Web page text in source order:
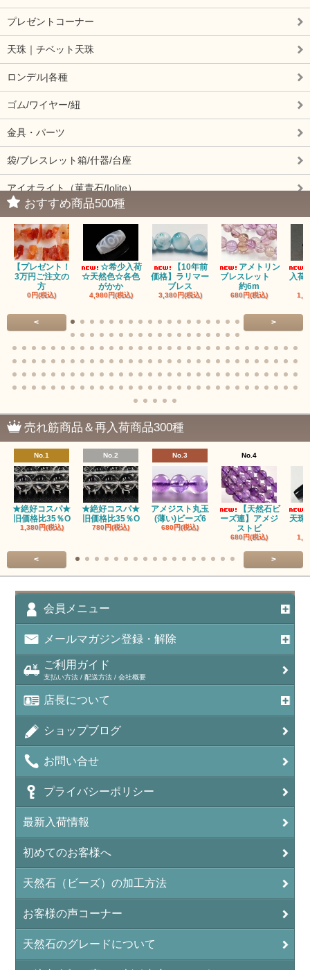
プレゼントコーナー
天珠｜チベット天珠
ロンデル|各種
ゴム/ワイヤー/紐
金具・パーツ
袋/ブレスレット箱/什器/台座
アイオライト（菫青石/Iolite）
アイドクレーズ（Idocrase）（別名ベスビアナイト）
アクアマリン（藍玉/藍柱石/Aquamarine）
アクチノライトインクォーツ（Actinolite/緑閃石）
赤瑪瑙（レッドアゲート/カーネリアン）
アゲート（瑪瑙/Agate）各種
アズロマラカイト（Azuromalachite）
アパタイト
アベンチュリン(クォーツァイト/Aventurine)
アポフィライト（Apophylite）/魚眼石
アメジスト（紫水晶/Amethyst）
アメシスティンクォーツ（Amethest in quartz）
ラベンダーアメジスト
アメトリン（紫黄水晶/Ametrine）
アラゴナイト（霰石/Aragonite）
アンフィボールインクォーツ(Amphibole)
アンフィボールロック/角閃岩（Amphibole ）
イーグルアイ（EagleEye）
インカローズ（ロードクロサイト/Rhodochrosite）
インディアンアゲート(Indian Agate)
エメラルド(emerald/翠玉)
エレスチャル(elestial/骸骨水晶)
おすすめ商品500種
【プレゼント！
3万円ご注文の
方
0円(税込)
☆希少入荷
☆天然色☆各色
がかか
4,980円(税込)
【10年前
価格】ラリマー
ブレス
3,380円(税込)
アメトリン
ブレスレット
約6m
680円(税込)
入荷
< >
売れ筋商品＆再入荷商品300種
No.1
★絶好コスパ★
旧価格比35％O
1,380円(税込)
No.2
★絶好コスパ★
旧価格比35％O
780円(税込)
No.3
アメジスト丸玉
(薄い)ビーズ6
680円(税込)
No.4
【天然石ビ
ーズ連】アメジ
ストビ
680円(税込)
天珠
< >
会員メニュー
メールマガジン登録・解除
ご利用ガイド
支払い方法 / 配送方法 / 会社概要
店長について
ショップブログ
お問い合せ
プライバシーポリシー
最新入荷情報
初めてのお客様へ
天然石（ビーズ）の加工方法
お客様の声コーナー
天然石のグレードについて